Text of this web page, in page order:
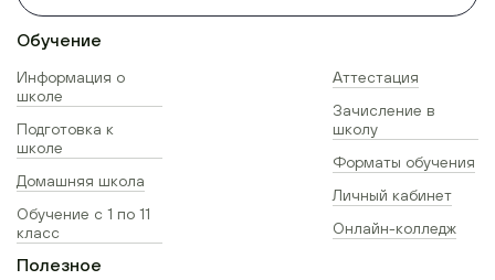
Обучение
Информация о
школе
Подготовка к
школе
Домашняя школа
Обучение с 1 по 11
класс
Аттестация
Зачисление в
школу
Форматы обучения
Личный кабинет
Онлайн-колледж
Полезное